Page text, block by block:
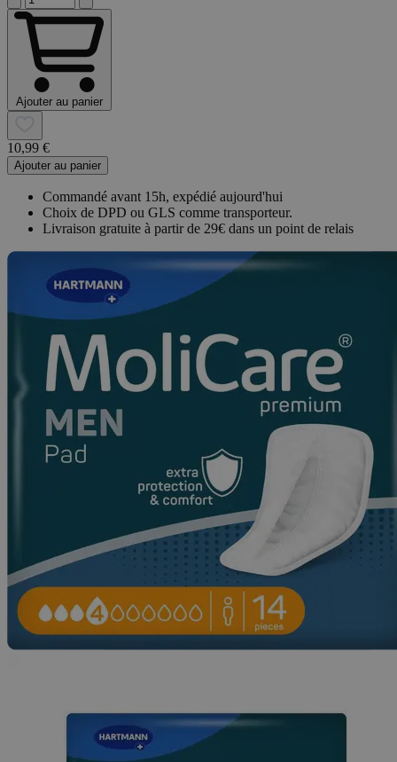
Ajouter au panier
10,99 €
Ajouter au panier
Commandé avant 15h, expédié aujourd'hui
Choix de DPD ou GLS comme transporteur.
Livraison gratuite à partir de 29€ dans un point de relais